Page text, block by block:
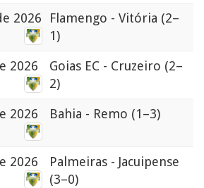
2026
Flamengo - Vitória (2–
1)
2026 Goias EC - Cruzeiro (2–
2)
2026 Bahia - Remo (1–3)
2026
Palmeiras - Jacuipense
(3–0)